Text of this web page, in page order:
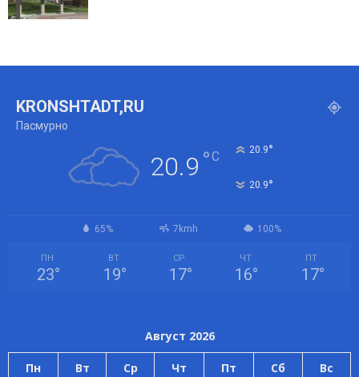
KRONSHTADT,RU
Пасмурно
20.9 °C 20.9°
20.9°
65% 7kmh 100%
ПН
23°
ВТ
19°
СР
17°
ЧТ
16°
ПТ
17°
Август 2026
Пн Вт Ср Чт Пт Сб Вс